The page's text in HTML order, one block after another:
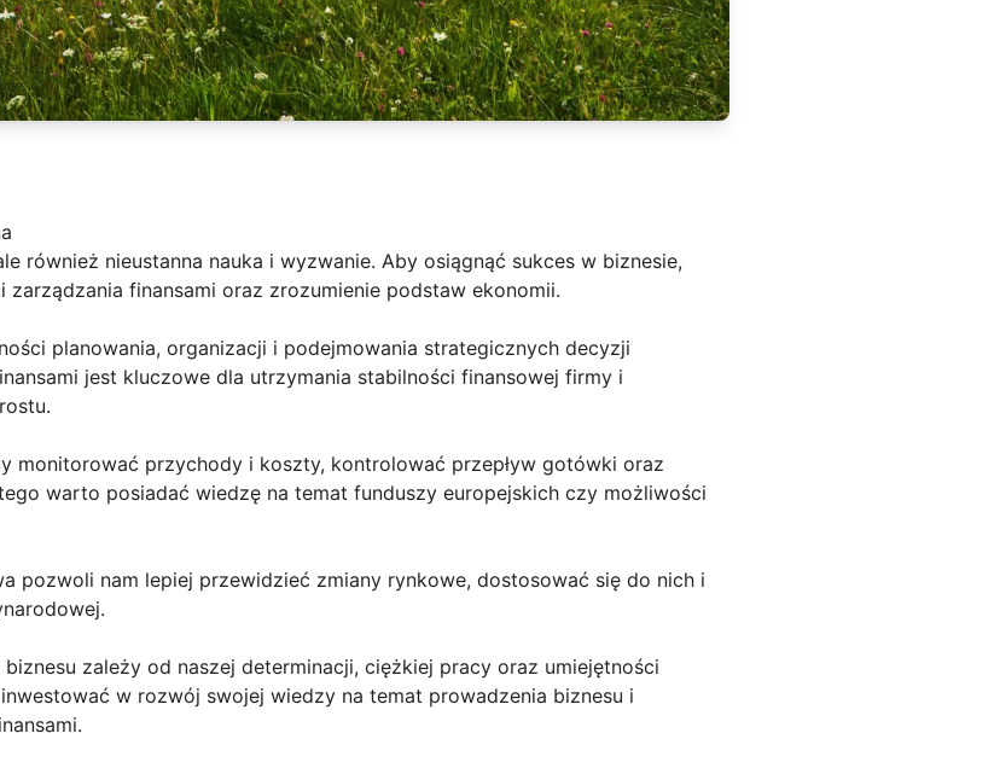
również nieustanna nauka i wyzwanie. Aby osiągnąć sukces w biznesie,
zarządzania finansami oraz zrozumienie podstaw ekonomii.
planowania, organizacji i podejmowania strategicznych decyzji
jest kluczowe dla utrzymania stabilności finansowej firmy i
monitorować przychody i koszty, kontrolować przepływ gotówki oraz
warto posiadać wiedzę na temat funduszy europejskich czy możliwości
pozwoli nam lepiej przewidzieć zmiany rynkowe, dostosować się do nich i
zależy od naszej determinacji, ciężkiej pracy oraz umiejętności
w rozwój swojej wiedzy na temat prowadzenia biznesu i